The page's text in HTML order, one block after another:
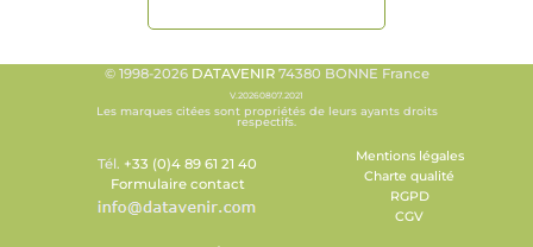
© 1998-2026 DATAVENIR74380 BONNE France
V.20260807.2021
Les marques citées sont propriétés de leurs ayants droits
respectifs.
Tél. +33 (0)4 89 61 21 40
Formulaire contact
Mentions légales
Charte qualité
RGPD
CGV